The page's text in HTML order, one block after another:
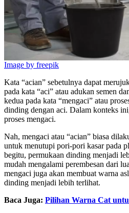
Image by freepik
Kata “acian” sebetulnya dapat
pada kata “aci” atau adukan semen
kedua pada kata “mengaci” atau
dinding dengan aci. Dalam konteks
proses mengaci.
Nah, mengaci atau “acian” biasa
untuk menutupi pori-pori kasar pada
begitu, permukaan dinding menjadi
mudah mengalami perembesan dari
mengaci juga akan membuat warna
dinding menjadi lebih terlihat.
Baca Juga: Pilihan Warna Cat